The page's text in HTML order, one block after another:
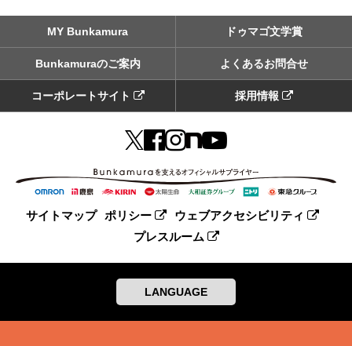
MY Bunkamura ドゥマゴ文学賞
Bunkamuraのご案内 よくあるお問合せ
コーポレートサイト 採用情報
サイトマップ ポリシー
ウェブアクセシビリティ
プレスルーム
LANGUAGE